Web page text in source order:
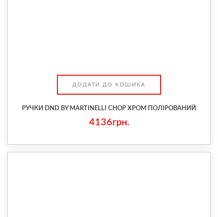
ДОДАТИ ДО КОШИКА
РУЧКИ DND BY MARTINELLI CHOP ХРОМ ПОЛІРОВАНИЙ
4136грн.